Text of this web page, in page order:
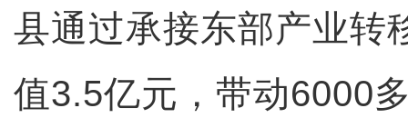
县通过承接东部产业转
值3.5亿元，带动6000